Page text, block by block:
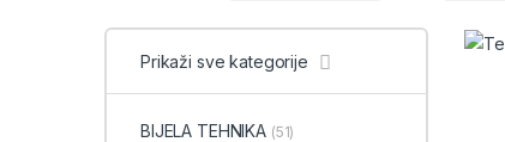
Prikaži sve kategorije
BIJELA TEHNIKA (51)